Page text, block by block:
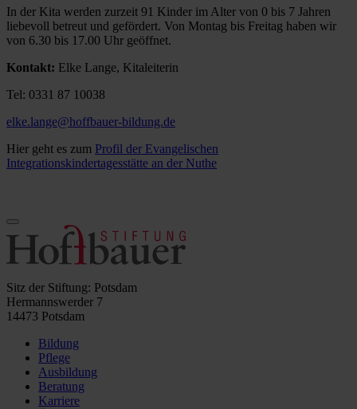
In der Kita werden zurzeit 91 Kinder im Alter von 0 bis 7 Jahren
liebevoll betreut und gefördert. Von Montag bis Freitag haben wir
von 6.30 bis 17.00 Uhr geöffnet.
Kontakt: Elke Lange, Kitaleiterin
Tel: 0331 87 10038
elke.lange@hoffbauer-bildung.de
Hier geht es zum Profil der Evangelischen
Integrationskindertagesstätte an der Nuthe
Sitz der Stiftung: Potsdam
Hermannswerder 7
14473 Potsdam
Bildung
Pflege
Ausbildung
Beratung
Karriere